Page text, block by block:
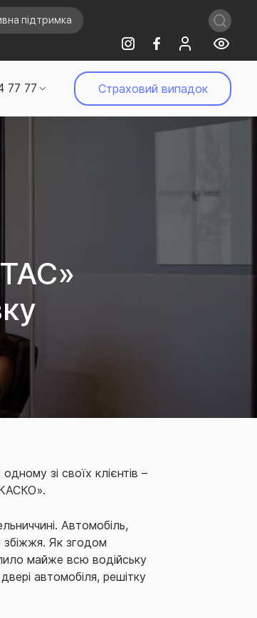
підтримка
77 77 Страховий випадок
зі своїх клієнтів –
Автомобіль,
збіжжя. Як згодом
майже всю водійську
автомобіля, решітку